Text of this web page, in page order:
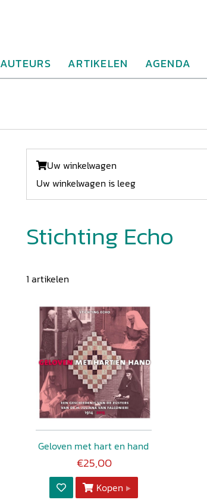
AUTEURS ARTIKELEN AGENDA
Uw winkelwagen
Uw winkelwagen is leeg
Stichting Echo
1 artikelen
Geloven met hart en hand
€25,00
Kopen